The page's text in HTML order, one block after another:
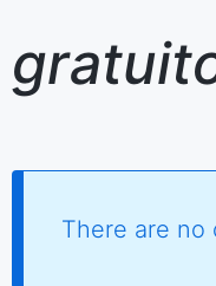
There are no